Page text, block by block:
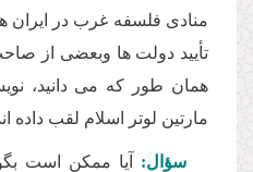
منادى فلسفه غرب در ایران
تأیید دولت ها وبعضى از
همان طور كه مى دانید،
مارتین لوتر اسلام لقب داده
سؤال:
آیا ممكن است